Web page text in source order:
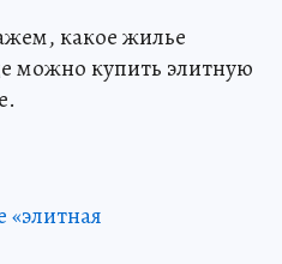
какое жилье
можно купить элитную
«элитная